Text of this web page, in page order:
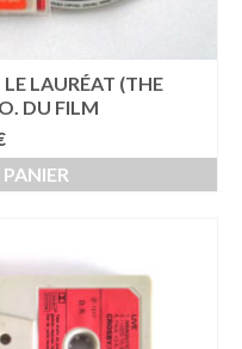
LAURÉAT (THE
DU FILM